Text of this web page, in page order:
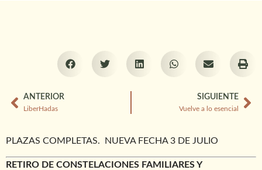
ANTERIOR
LiberHadas
SIGUIENTE
Vuelve a lo esencial
PLAZAS COMPLETAS. NUEVA FECHA 3 DE JULIO
RETIRO DE CONSTELACIONES FAMILIARES Y